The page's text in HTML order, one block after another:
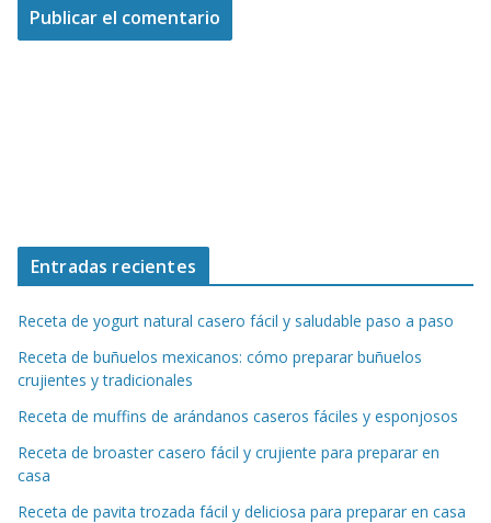
Entradas recientes
Receta de yogurt natural casero fácil y saludable paso a paso
Receta de buñuelos mexicanos: cómo preparar buñuelos
crujientes y tradicionales
Receta de muffins de arándanos caseros fáciles y esponjosos
Receta de broaster casero fácil y crujiente para preparar en
casa
Receta de pavita trozada fácil y deliciosa para preparar en casa